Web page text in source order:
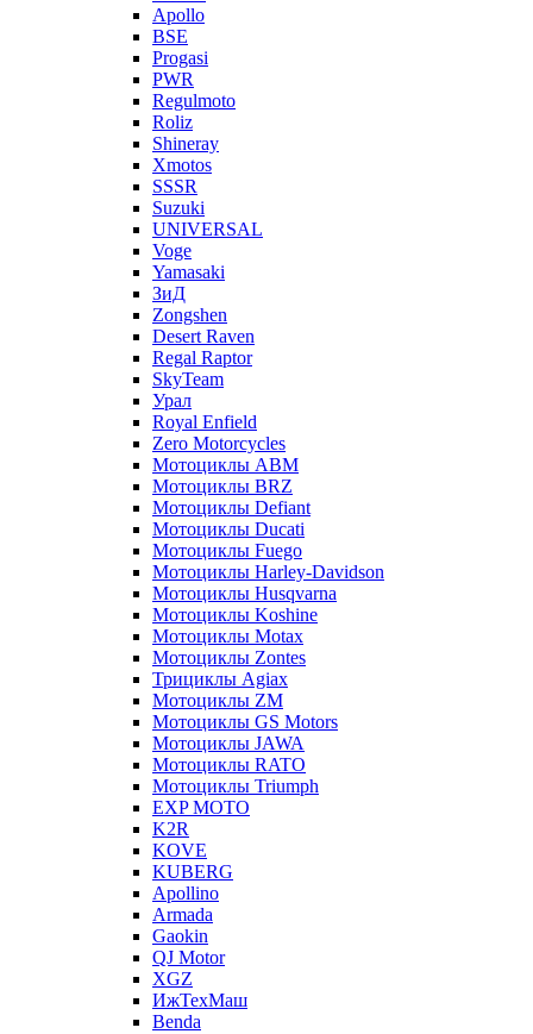
Apollo
BSE
Progasi
PWR
Regulmoto
Roliz
Shineray
Xmotos
SSSR
Suzuki
UNIVERSAL
Voge
Yamasaki
ЗиД
Zongshen
Desert Raven
Regal Raptor
SkyTeam
Урал
Royal Enfield
Zero Motorcycles
Мотоциклы ABM
Мотоциклы BRZ
Мотоциклы Defiant
Мотоциклы Ducati
Мотоциклы Fuego
Мотоциклы Harley-Davidson
Мотоциклы Husqvarna
Мотоциклы Koshine
Мотоциклы Motax
Мотоциклы Zontes
Трициклы Agiax
Мотоциклы ZM
Мотоциклы GS Motors
Мотоциклы JAWA
Мотоциклы RATO
Мотоциклы Triumph
EXP MOTO
K2R
KOVE
KUBERG
Apollino
Armada
Gaokin
QJ Motor
XGZ
ИжТехМаш
Benda